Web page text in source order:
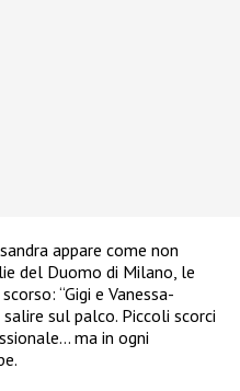
appare come non
del Duomo di Milano, le
“Gigi e Vanessa-
sul palco. Piccoli scorci
ma in ogni